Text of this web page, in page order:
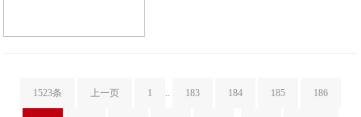
1523条 上一页 1 .. 183 184 185 186